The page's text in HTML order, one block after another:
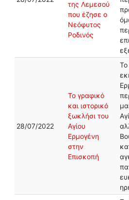
της Λεμεσού
που έζησε ο
Νεόφυτος
Ροδινός
28/07/2022
Το γραφικό
και ιστορικό
ξωκλήσι του
Αγίου
Ερμογένη
στην
Επισκοπή
Το